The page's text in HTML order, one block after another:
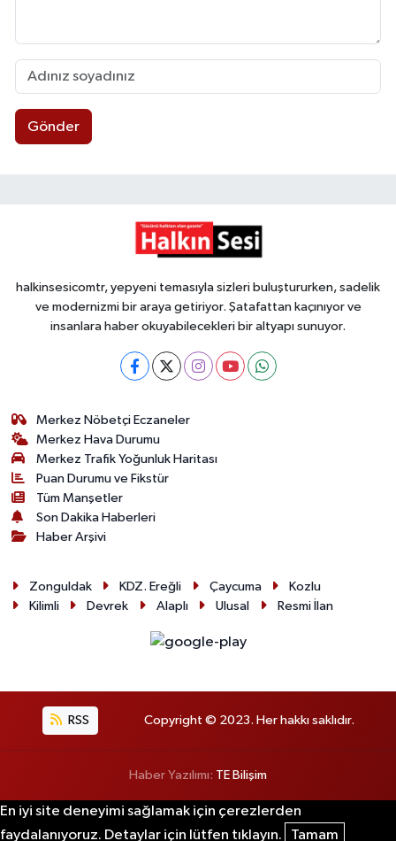
Gönder
halkinsesicomtr, yepyeni temasıyla sizleri buluştururken, sadelik
ve modernizmi bir araya getiriyor. Şatafattan kaçınıyor ve
insanlara haber okuyabilecekleri bir altyapı sunuyor.
Merkez Nöbetçi Eczaneler
Merkez Hava Durumu
Merkez Trafik Yoğunluk Haritası
Puan Durumu ve Fikstür
Tüm Manşetler
Son Dakika Haberleri
Haber Arşivi
Zonguldak KDZ. Ereğli Çaycuma
Kozlu
Kilimli
Devrek Alaplı Ulusal Resmi İlan
RSS Copyright © 2023. Her hakkı saklıdır.
Haber Yazılımı: TE Bilişim
En iyi site deneyimi sağlamak için çerezlerden
faydalanıyoruz. Detaylar için lütfen tıklayın.
Tamam